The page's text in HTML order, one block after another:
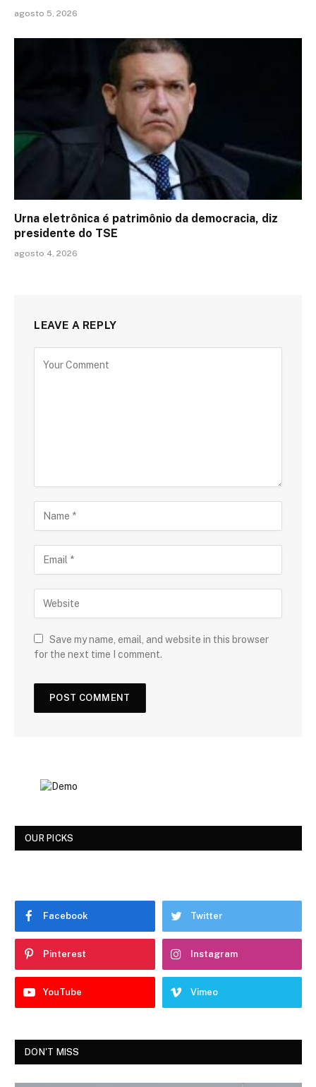
agosto 5, 2026
Urna eletrônica é patrimônio da democracia, diz
presidente do TSE
agosto 4, 2026
LEAVE A REPLY
Save my name, email, and website in this browser
for the next time I comment.
OUR PICKS
Facebook Twitter
Pinterest Instagram
YouTube Vimeo
DON'T MISS